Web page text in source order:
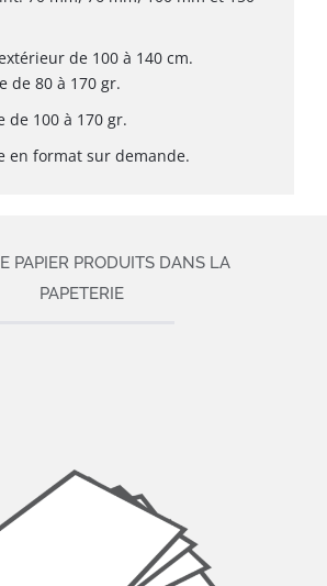
de 100 à 140 cm.
de 80 à 170 gr.
de 100 à 170 gr.
en format sur demande.
PAPIER PRODUITS DANS LA
PAPETERIE